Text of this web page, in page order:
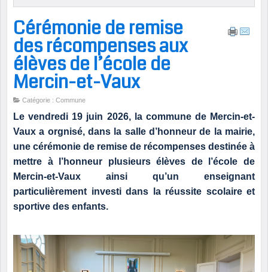
Cérémonie de remise
des récompenses aux
élèves de l’école de
Mercin-et-Vaux
Catégorie : Commune
Le vendredi 19 juin 2026, la commune de Mercin-et-
Vaux a orgnisé, dans la salle d’honneur de la mairie,
une cérémonie de remise de récompenses destinée à
mettre à l’honneur plusieurs élèves de l’école de
Mercin-et-Vaux ainsi qu’un enseignant
particulièrement investi dans la réussite scolaire et
sportive des enfants.